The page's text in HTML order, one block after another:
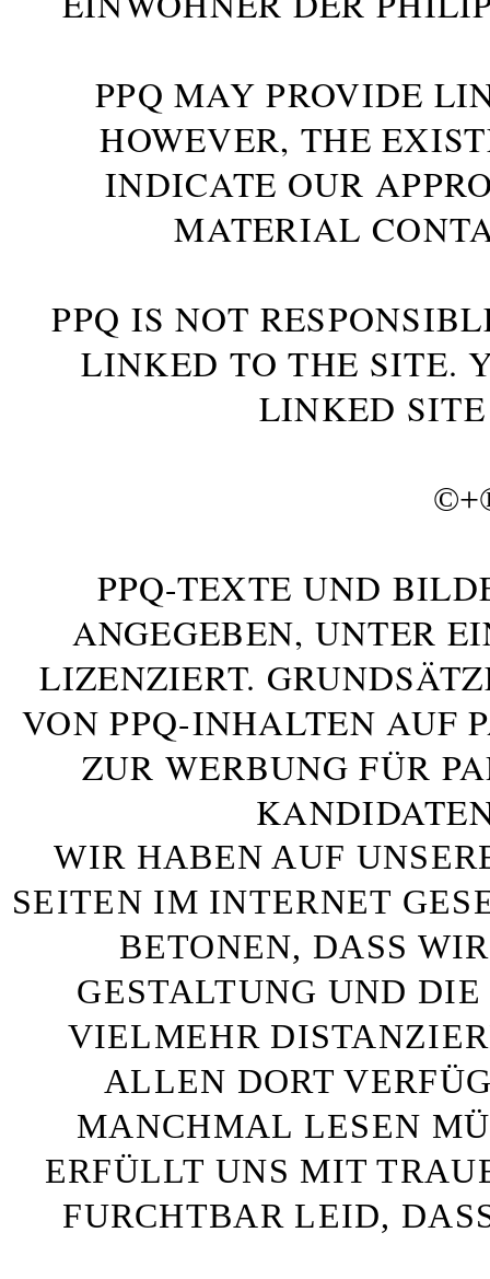
PPQ MAY PROVIDE
HOWEVER, THE
INDICATE OUR
MATERIAL
PPQ IS NOT
LINKED TO THE SITE.
LINKED
©+
PPQ-TEXTE UND
ANGEGEBEN, UNTER
LIZENZIERT.
VON PPQ-INHALTEN AUF
ZUR WERBUNG FÜR
WIR HABEN AUF
SEITEN IM INTERNET
BETONEN, DASS
GESTALTUNG UND
VIELMEHR
ALLEN DORT
MANCHMAL LESEN
ERFÜLLT UNS MIT
FURCHTBAR LEID,